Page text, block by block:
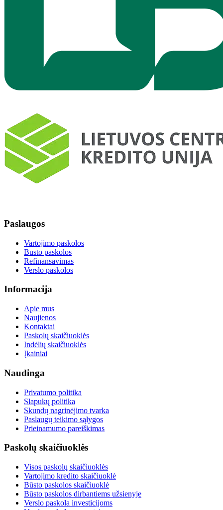
Paslaugos
Vartojimo paskolos
Būsto paskolos
Refinansavimas
Verslo paskolos
Informacija
Apie mus
Naujienos
Kontaktai
Paskolų skaičiuoklės
Indėlių skaičiuoklės
Įkainiai
Naudinga
Privatumo politika
Slapukų politika
Skundų nagrinėjimo tvarka
Paslaugų teikimo sąlygos
Prieinamumo pareiškimas
Paskolų skaičiuoklės
Visos paskolų skaičiuoklės
Vartojimo kredito skaičiuoklė
Būsto paskolos skaičiuoklė
Būsto paskolos dirbantiems užsienyje
Verslo paskola investicijoms